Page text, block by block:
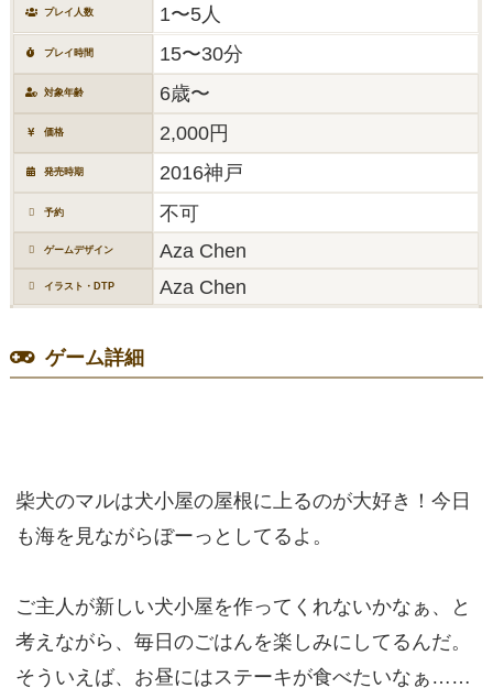
プレイ人数 1〜5人
プレイ時間 15〜30分
対象年齢 6歳〜
価格 2,000円
発売時期 2016神戸
予約 不可
ゲームデザイン Aza Chen
イラスト・DTP Aza Chen
ゲーム詳細
柴犬のマルは犬小屋の屋根に上るのが大好き！今日
も海を見ながらぼーっとしてるよ。
ご主人が新しい犬小屋を作ってくれないかなぁ、と
考えながら、毎日のごはんを楽しみにしてるんだ。
そういえば、お昼にはステーキが食べたいなぁ……